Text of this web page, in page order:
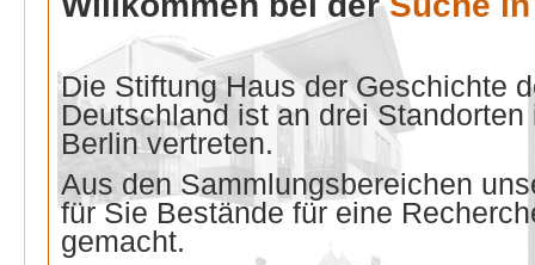
Die Stiftung Haus der Geschichte
Deutschland ist an drei
Berlin vertreten.
Aus den Sammlungsbereichen
für Sie Bestände für eine
gemacht.